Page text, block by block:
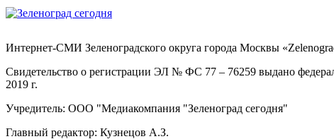
Интернет-СМИ Зеленоградского округа города Москвы
Свидетельство о регистрации ЭЛ № ФС 77 – 76259 выдано
2019 г.
Учредитель: ООО "Медиакомпания "Зеленоград сегодня"
Главный редактор: Кузнецов А.З.